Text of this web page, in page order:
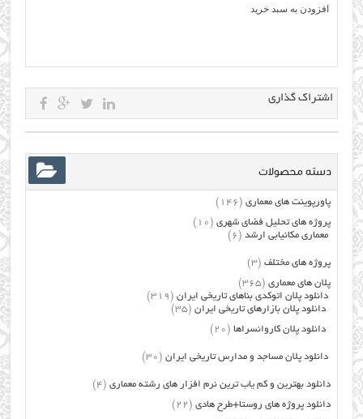
افزودن به سبد خرید
اشتراک گذاری
دسته محصولات
پاورپوینت های معماری (146)
پروژه های تحلیل فضای شهری (10)
معماری مکانیابی ارشد (6)
پروژه های مختلف (3)
پلان های معماری (365)
دانلود پلان اتوکدی بناهای تاریخی ایران (319)
دانلود پلان بازارهای تاریخی ایران (35)
دانلود پلان کاروانسراها (20)
دانلود پلان مساجد و مدارس تاریخی ایران (30)
دانلود بهترین و کم یاب ترین نرم افزار های رشته معماری (4)
دانلود پروژه های روستا+طرح هادی (22)